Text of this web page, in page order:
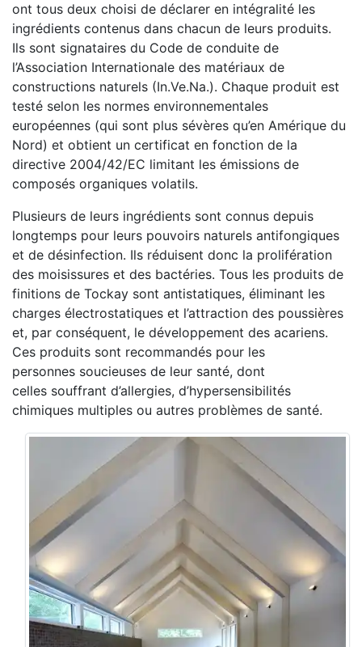
ont tous deux choisi de déclarer en intégralité les
ingrédients contenus dans chacun de leurs produits.
Ils sont signataires du Code de conduite de
l’Association Internationale des matériaux de
constructions naturels (In.Ve.Na.). Chaque produit est
testé selon les normes environnementales
européennes (qui sont plus sévères qu’en Amérique du
Nord) et obtient un certificat en fonction de la
directive 2004/42/EC limitant les émissions de
composés organiques volatils.
Plusieurs de leurs ingrédients sont connus depuis
longtemps pour leurs pouvoirs naturels antifongiques
et de désinfection. Ils réduisent donc la prolifération
des moisissures et des bactéries. Tous les produits de
finitions de Tockay sont antistatiques, éliminant les
charges électrostatiques et l’attraction des poussières
et, par conséquent, le développement des acariens.
Ces produits sont recommandés pour les
personnes soucieuses de leur santé, dont
celles souffrant d’allergies, d’hypersensibilités
chimiques multiples ou autres problèmes de santé.